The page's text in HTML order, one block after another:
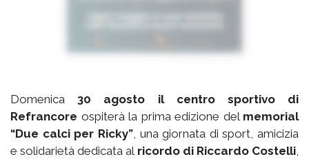
Domenica30 agosto il centro sportivo di
Refrancore ospiterà la prima edizione del memorial
“Due calci per Ricky”, una giornata di sport, amicizia
e solidarietà dedicata al ricordo di Riccardo Costelli,